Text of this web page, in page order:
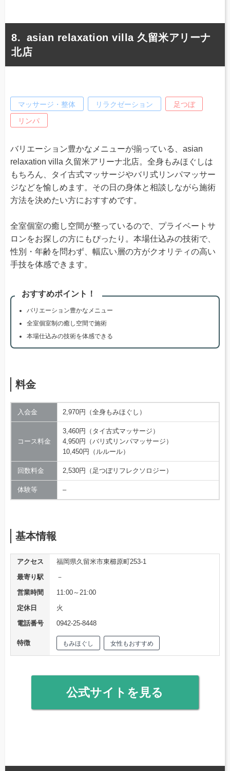
asian relaxation villa 久留米アリーナ
北店
マッサージ・整体 リラクゼーション 足つぼ
リンパ
バリエーション豊かなメニューが揃っている、asian
relaxation villa 久留米アリーナ北店。全身もみほぐしは
もちろん、タイ古式マッサージやバリ式リンパマッサー
ジなどを愉しめます。その日の身体と相談しながら施術
方法を決めたい方におすすめです。
全室個室の癒し空間が整っているので、プライベートサ
ロンをお探しの方にもぴったり。本場仕込みの技術で、
性別・年齢を問わず、幅広い層の方がクオリティの高い
手技を体感できます。
おすすめポイント！
バリエーション豊かなメニュー
全室個室制の癒し空間で施術
本場仕込みの技術を体感できる
料金
入会金 2,970円（全身もみほぐし）
コース料金
3,460円（タイ古式マッサージ）
4,950円（バリ式リンパマッサージ）
10,450円（ルルール）
回数料金 2,530円（足つぼリフレクソロジー）
体験等 –
基本情報
アクセス
福岡県久留米市東櫛原町253-1
最寄り駅
－
営業時間
11:00～21:00
定休日
火
電話番号
0942-25-8448
特徴 もみほぐし 女性もおすすめ
公式サイトを見る